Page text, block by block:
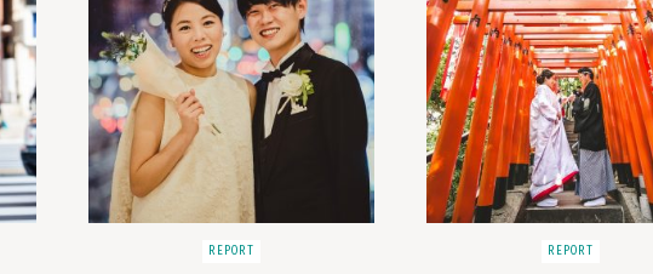
REPORT REPORT